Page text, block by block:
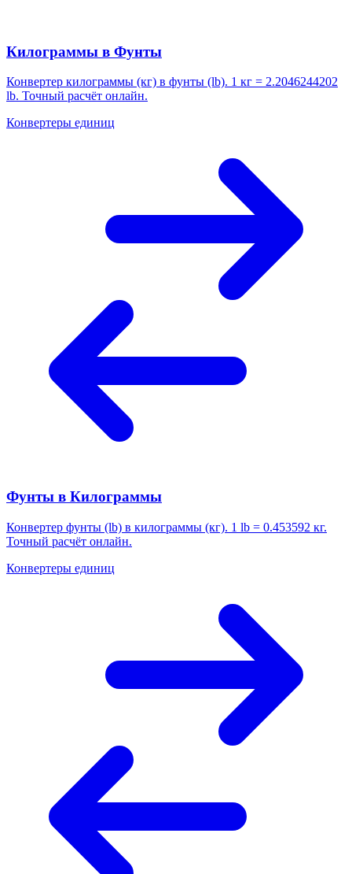
Килограммы в Фунты
Конвертер килограммы (кг) в фунты (lb). 1 кг = 2.2046244202
lb. Точный расчёт онлайн.
Конвертеры единиц
Фунты в Килограммы
Конвертер фунты (lb) в килограммы (кг). 1 lb = 0.453592 кг.
Точный расчёт онлайн.
Конвертеры единиц